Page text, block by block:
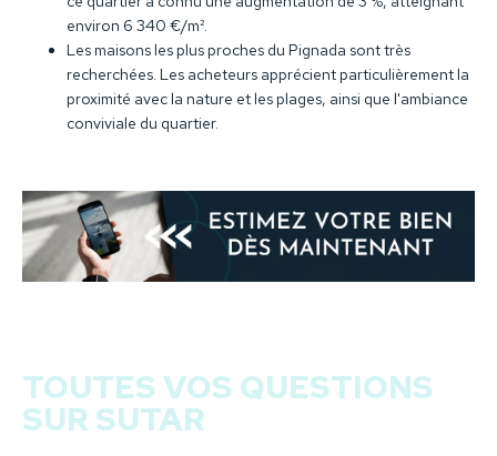
environ 6 340 €/m².
Les maisons les plus proches du Pignada sont très
recherchées. Les acheteurs apprécient particulièrement la
proximité avec la nature et les plages, ainsi que l'ambiance
conviviale du quartier.
TOUTES VOS QUESTIONS
SUR SUTAR